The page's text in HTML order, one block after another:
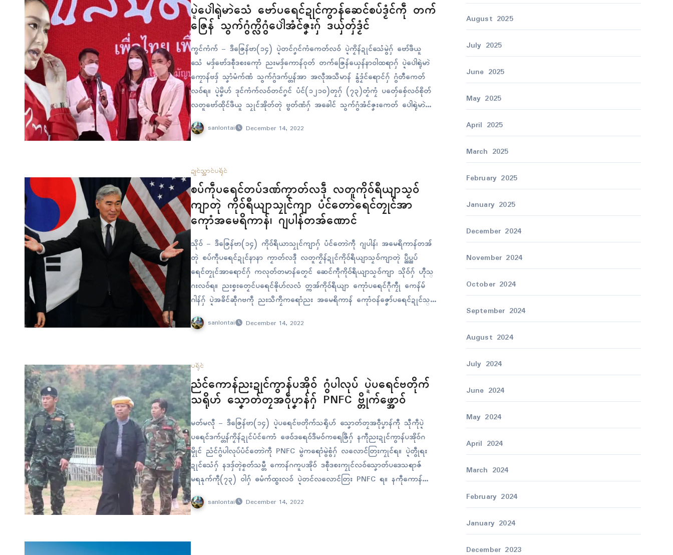
ပ္ဍဲပေါဲရုဲမာဲသေံ ဗော်ပရေၚ်ဍုၚ်ကွာန်ဆေၚ်စပ်ဒၟံၚ်ကဵု တက်
ဇြေန် သွက်ဂွံက္လိဂွံပေါဲအံၚ်ဇၞးဂှ် ဒယှ်တှ်ဒၟံၚ်
က္ၜၚ်ကံက် – ဒဳဇြေန်ဗာ(၁၄) ပ္ဍဲတၚ်ဂၞၚ်ကံကေတ်လဝ် ပ္ဍဲကၟိန်ဍုၚ်သေံမွဲဂှ် ဗော်ဖဳယူ
သေံ မဒှ်ဗော်ဒစဵုဒစးကေုာံ ညးမဒှ်ကောန်ဝုတ် တက်ဇြေန်ယှေန်နာဝါထရာဂှ် ပ္ဍဲပေါဲရုဲမာဲ
ကၠောန်ဗဒှ် သၞာံမံက်ဏံ သွက်ဂွံဒက်ပ္တန်အာ အလဵုအသဳမာန် နွံဒၟံၚ်ရောၚ်ဂှ် ဂွံတီကေတ်
လဝ်ရ။ ပ္ဍဲမၞိဟ် ဒုၚ်ကံက်လဝ်တၚ်ဂၞၚ် ပံၚ်(၁၂၁၀)တၠဂှ် (၇၃)တၟံကၠံ ပတှ်ေစှ်ေလဝ်စိုတ်
လတူဗော်ထိုၚ်ဖဳယူ သၠုၚ်အိုတ်တုဲ ဗ္ၜတ်ဏံဂှ် အခေါၚ် သွက်ဂွံအံၚ်ဇၞးကေတ် ပေါဲရုဲမာဲ
မာန် နွံဒၟံၚ်ဂၠိုၚ်အိုတ်ရဂှ် ညးက္ဍိုက်က္ဍိုပ်ကံၚ်တၚ်ဂၞၚ် National Institute…
sanlontai December 14, 2022
ဍုၚ်သ္အာၚ်ပရိုၚ်
စပ်ကဵုပရေၚ်တပ်ဒဏ်ကၟာတ်လဒဵု လတူကိုဝ်ရဳယျာသၟဝ်
ကျာတုဲ ကိုဝ်ရဳယျာသၠုၚ်ကျာ ပံၚ်တောဲရေၚ်တၠုၚ်အာ
ကေုာံအမေရိကာန်၊ ဂျပါန်တအ်ဏောၚ်
သိုဝ် – ဒဳဇြေန်ဗာ(၁၄) ကိုဝ်ရဳယာသၠုၚ်ကျာဂှ် ပံၚ်တောဲကဵု ဂျပါန်၊ အမေရိကာန်တအ်
တုဲ စပ်ကဵုပရေၚ်ဍုၚ်နာနာ ကၟာတ်လဒဵု လတူကၟိန်ဍုၚ်ကိုဝ်ရဳယျာသၟဝ်ကျာတုဲ ပ္ညဳပ္ညပ်
ရေၚ်တၠုၚ်အာရောၚ်ဂှ် ကလုတ်တမာန်တၟေၚ် ဆေၚ်ကဵုကိုဝ်ရဳယျာသၟဝ်ကျာ သိုဝ်ဂှ် ဟီုသ္
ဂးလဝ်ရ။ ညးစၞးတၟေၚ်ပရေၚ်ၜိုဟ်လလံ တ္ကအ်ကိုဝ်ရဳယျာ ကေုာံပရေၚ်ဂီုကၠီု ကေန်မ်
ဂါန်ဂှ် ပ္ဍဲအခိၚ်ဆဵုဂဗကဵု ညးသဳကၠဳကရောံညး အမေရိကာန် ကေုာံဝန်ဇၞော်ပရေၚ်ဍုၚ်သ္
အာၚ် ဂျပါန် ပ္ဍဲဍုၚ်ဂျာကာတာ ကၟိန်ဍုၚ်အေန်ဒေါနဳယှာဂှ် ပရေၚ်ဘပဠနျူကိုဝ်ရဳယျာ
သၟဝ်ကျာဂှ် သာတုဲသ္ကာတ်မြဟ်ကၠုၚ်ဒၟံၚ်ရဂှ် ဟီုသ္ဂးလဝ်ရ။ “ပွကိုဝ်ရဳယျာသၟဝ်ကျာဂၠာဲ
sanlontai December 14, 2022
ပရိုၚ်
ညံၚ်ကောန်ညးဍုၚ်ကွာန်ပအိုဝ် ဂွံပါလုပ် ပ္ဍဲပရေၚ်ဗတိုက်
သရိုဟ် သၞောတ်တၠအဝဵုပၞာန်ဂှ် PNFC ဗ္တိုက်ဖ္အောဝ်
မတ်မလီု – ဒဳဇြေန်ဗာ(၁၄) ပ္ဍဲပရေၚ်ဗတိုက်သရိုဟ် သၞောတ်တၠအဝဵုပၞာန်ကီု သီုကဵုပ္ဍဲ
ပရေၚ်ဒက်ပ္တန်ကၟိန်ဍုၚ်ပံၚ်ကောံ ဖေဝ်ဒရေဝ်ဒဳမဝ်ကရေဇြဳဂှ် နကဵုညးဍုၚ်ကွာန်ပအိုဝ်ဂ
မၠိုၚ် ညံၚ်ဂွံပါလုပ်ပံၚ်တောဲကဵု PNFC မွဲကရောံမွဲစွံဂှ် လလောၚ်တြးကၠုၚ်ရ။ ပ္ဍဲတွဵုရး
ဍုၚ်သေံဂှ် နဒဒှ်တ္ၚဲစၟတ်သမ္တီ ကောန်ဂကူပအိုဝ် ဒစဵုဒစးကၠုၚ်လဝ်သၞောတ်ပဒေသရာဇ်
မရနုက်ကဵု(၇၃) ဝါဂှ် ဓမံက်ထ္ၜးလဝ် ပ္ဍဲတၚ်လလောၚ်တြး PNFC ရ။ နကဵုကောန်
ညးဍုၚ်ကွာန်ပအိုဝ်ဂမၠိုၚ် ပ္ဍဲပရေၚ်ဗၠးၜးကောန်ဂကူပအိုဝ်၊ ပရေၚ်ဗတိုက်သရိုဟ်ကုတ်ဗ
ပိုတ် သၞောတ်တၠအဝဵုပၞာန် ကေုာံပရေၚ်ဒက်ပ္တန်ကၟိန်ဍုၚ်ပံၚ်ကောံ ဖေတ်ဒရေဝ်ဒဳမဝ်က
sanlontai December 14, 2022
August 2025
July 2025
June 2025
May 2025
April 2025
March 2025
February 2025
January 2025
December 2024
November 2024
October 2024
September 2024
August 2024
July 2024
June 2024
May 2024
April 2024
March 2024
February 2024
January 2024
December 2023